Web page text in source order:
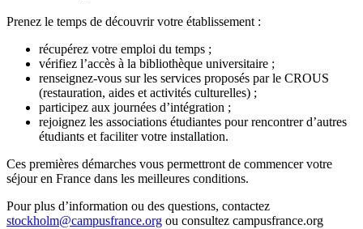
Prenez le temps de découvrir votre établissement :
récupérez votre emploi du temps ;
vérifiez l’accès à la bibliothèque universitaire ;
renseignez-vous sur les services proposés par le CROUS
(restauration, aides et activités culturelles) ;
participez aux journées d’intégration ;
rejoignez les associations étudiantes pour rencontrer d’autres
étudiants et faciliter votre installation.
Ces premières démarches vous permettront de commencer votre
séjour en France dans les meilleures conditions.
Pour plus d’information ou des questions, contactez
stockholm@campusfrance.org ou consultez campusfrance.org